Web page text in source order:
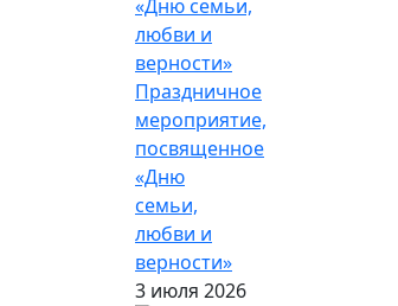
Праздничное
мероприятие,
посвященное
«Дню
семьи,
любви и
верности»
3 июля 2026